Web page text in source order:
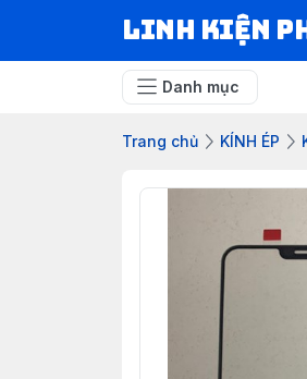
LINH KIỆN
Danh mục
Trang chủ KÍNH ÉP